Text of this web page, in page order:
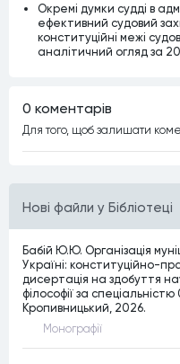
Нові файли у Бібліотеці
Бабій Ю.Ю. Організація
Україні: конституційно-
дисертація на здобуття
філософії за
Кропивницький, 2026.
Монографiї
Окремі думки судді в
ефективний судовий
конституційні межі
аналітичний огляд за
0 коментарiв
Для того, щоб залишати